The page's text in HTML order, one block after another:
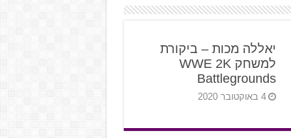
יאללה מכות – ביקורת
למשחק WWE 2K
Battlegrounds
4 באוקטובר 2020